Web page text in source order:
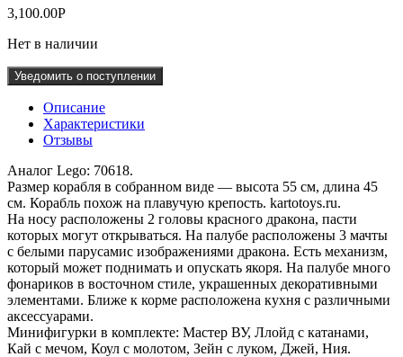
3,100.00Р
Нет в наличии
Уведомить о поступлении
Описание
Характеристики
Отзывы
Аналог Lego: 70618.
Размер корабля в собранном виде — высота 55 см, длина 45
см. Корабль похож на плавучую крепость. kartotoys.ru.
На носу расположены 2 головы красного дракона, пасти
которых могут открываться. На палубе расположены 3 мачты
с белыми парусамис изображениями дракона. Есть механизм,
который может поднимать и опускать якоря. На палубе много
фонариков в восточном стиле, украшенных декоративными
элементами. Ближе к корме расположена кухня с различными
аксессуарами.
Минифигурки в комплекте: Мастер ВУ, Ллойд с катанами,
Кай с мечом, Коул с молотом, Зейн с луком, Джей, Ния.